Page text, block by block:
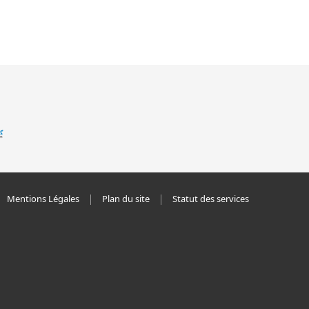
Mentions Légales Plan du site Statut des services